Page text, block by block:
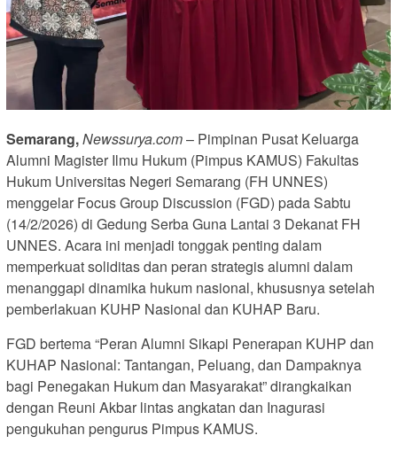
Semarang,Newssurya.com– Pimpinan Pusat Keluarga
Alumni Magister Ilmu Hukum (Pimpus KAMUS) Fakultas
Hukum Universitas Negeri Semarang (FH UNNES)
menggelar Focus Group Discussion (FGD) pada Sabtu
(14/2/2026) di Gedung Serba Guna Lantai 3 Dekanat FH
UNNES. Acara ini menjadi tonggak penting dalam
memperkuat soliditas dan peran strategis alumni dalam
menanggapi dinamika hukum nasional, khususnya setelah
pemberlakuan KUHP Nasional dan KUHAP Baru.
FGD bertema “Peran Alumni Sikapi Penerapan KUHP dan
KUHAP Nasional: Tantangan, Peluang, dan Dampaknya
bagi Penegakan Hukum dan Masyarakat” dirangkaikan
dengan Reuni Akbar lintas angkatan dan Inagurasi
pengukuhan pengurus Pimpus KAMUS.